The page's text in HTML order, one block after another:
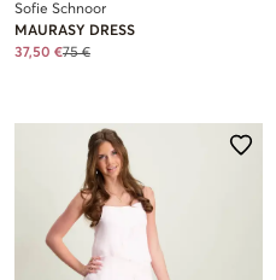
Sofie Schnoor
MAURASY DRESS
37,50 €75 €